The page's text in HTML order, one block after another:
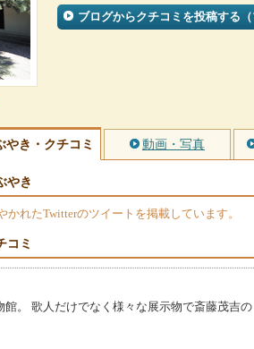
ブログからクチコミを投稿する（
やき・クチコミ 動画・写真
やき
かれたTwitterのツイートを掲載しています。
コミ
。 歌人だけでなく様々な展示物で斎藤茂吉